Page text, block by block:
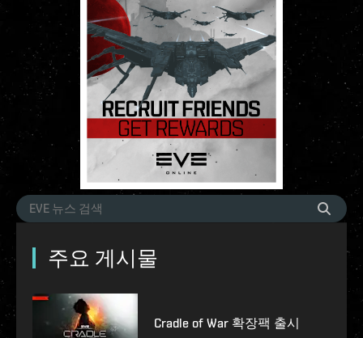
주요 게시물
Cradle of War 확장팩 출시